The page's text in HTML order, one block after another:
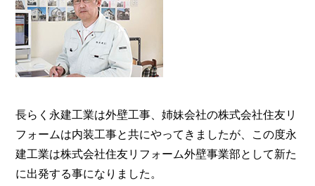
事業部へ。【電話：0800-200-5246/受付：8時～20
時土日対応】メール相談・御見積り依頼は24時間受
付。『後悔しない塗り替えガイドブック』無料進呈
中。
長らく永建工業は外壁工事、姉妹会社の株式会社住友リ
フォームは内装工事と共にやってきましたが、この度永
建工業は株式会社住友リフォーム外壁事業部として新た
に出発する事になりました。